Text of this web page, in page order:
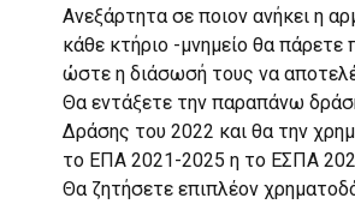
Ανεξάρτητα σε ποιον ανήκει η
κάθε κτήριο -μνημείο θα πάρετε
ώστε η διάσωσή τους να
Θα εντάξετε την παραπάνω
Δράσης του 2022 και θα την
το ΕΠΑ 2021-2025 η το ΕΣΠΑ
Θα ζητήσετε επιπλέον